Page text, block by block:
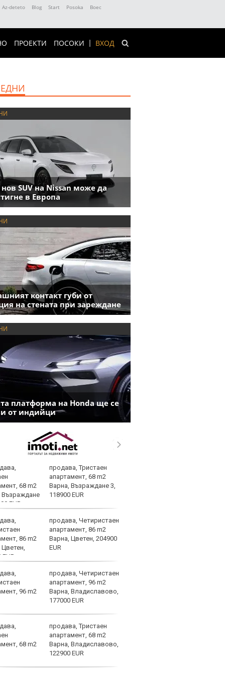
Az-deteto Blog Start Posoka
Boec
ВХОД
ПРОЕКТИ ПОСОКИ
SUV на Nissan може да
в Европа
контакт губи от
на стената при зареждане
платформа на Honda ще се
от индийци
продава, Тристаен
апартамент, 68 m2
Варна, Възраждане 3,
118900 EUR
продава, Четиристаен
апартамент, 86 m2
Варна, Цветен, 204900
EUR
продава, Четиристаен
апартамент, 96 m2
Варна, Владиславово,
177000 EUR
продава, Тристаен
апартамент, 68 m2
Варна, Владиславово,
122900 EUR